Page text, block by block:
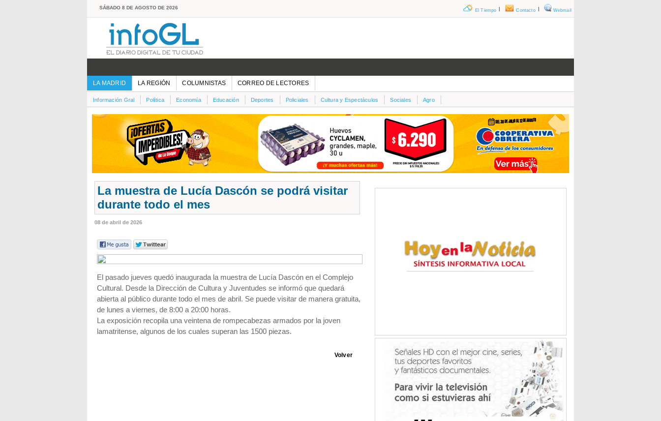
SÁBADO 8 DE AGOSTO DE 2026 Webmail
|
Contacto
|
El Tiempo
LA MADRID LA REGIÓN COLUMNISTAS CORREO DE LECTORES
Información Gral Política Economía Educación Deportes Policiales Cultura y Espectáculos Sociales Agro
La muestra de Lucía Dascón se podrá visitar
durante todo el mes
08 de abril de 2026
El pasado jueves quedó inaugurada la muestra de Lucía Dascón en el Complejo
Cultural. Desde la Dirección de Cultura y Juventudes se informó que quedará
abierta al público durante todo el mes de abril. Se puede visitar de manera gratuita,
de lunes a viernes, de 8:00 a 20:00 horas.
La exposición recopila una veintena de rompecabezas armados por la joven
lamatritense, algunos de los cuales superan las 1500 piezas.
Volver